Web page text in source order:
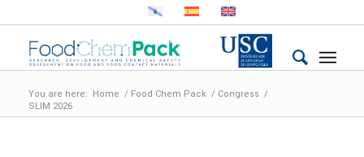
You are here: Home / Food Chem Pack / Congress /
SLIM 2026